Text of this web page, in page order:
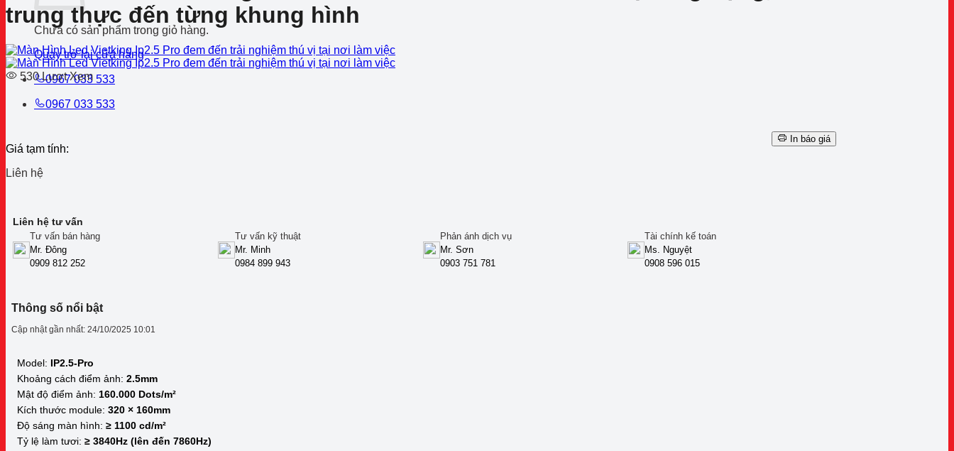
Chưa có sản phẩm trong giỏ hàng.
Quay trở lại cửa hàng
0967 033 533
0967 033 533
trung thực đến từng khung hình
530 Lượt Xem
Giá tạm tính:
Liên hệ
In báo giá
Liên hệ tư vấn
Tư vấn bán hàng
Mr. Đông
0909 812 252
Tư vấn kỹ thuật
Mr. Minh
0984 899 943
Phản ánh dịch vụ
Mr. Sơn
0903 751 781
Tài chính kế toán
Ms. Nguyệt
0908 596 015
Thông số nổi bật
Cập nhật gần nhất: 24/10/2025 10:01
Model: IP2.5-Pro
Khoảng cách điểm ảnh: 2.5mm
Mật độ điểm ảnh: 160.000 Dots/m²
Kích thước module: 320 × 160mm
Độ sáng màn hình: ≥ 1100 cd/m²
Tỷ lệ làm tươi: ≥ 3840Hz (lên đến 7860Hz)